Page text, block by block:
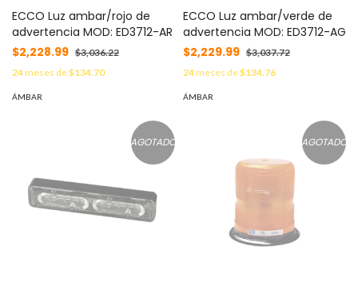
ECCO Luz ambar/rojo de
advertencia MOD: ED3712-AR
$2,228.99 $3,036.22
24meses de$134.70
ÁMBAR
ECCO Luz ambar/verde de
advertencia MOD: ED3712-AG
$2,229.99 $3,037.72
24meses de$134.76
ÁMBAR
AGOTADO AGOTADO